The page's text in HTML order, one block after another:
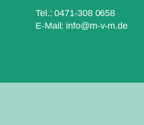
Tel.: 0471-308 0658
E-Mail: info@m-v-m.de